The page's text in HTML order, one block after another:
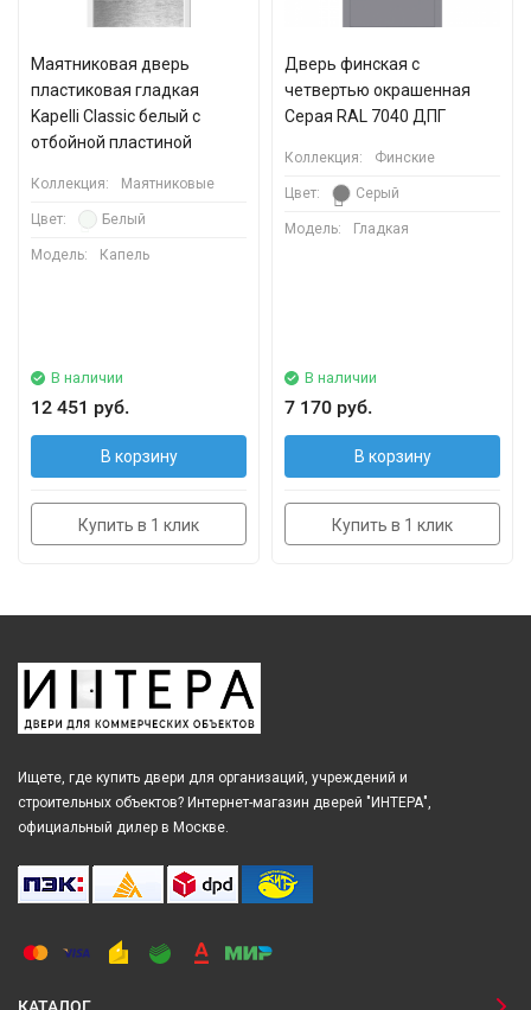
Маятниковая дверь
пластиковая гладкая
Kapelli Classic белый с
отбойной пластиной
Коллекция: Маятниковые
Цвет: Белый
Модель: Капель
В наличии
12 451 руб.
В корзину
Купить в 1 клик
Дверь финская с
четвертью окрашенная
Серая RAL 7040 ДПГ
Коллекция: Финские
Цвет: Серый
Модель: Гладкая
В наличии
7 170 руб.
В корзину
Купить в 1 клик
Ищете, где купить двери для организаций, учреждений и
строительных объектов? Интернет-магазин дверей "ИНТЕРА",
официальный дилер в Москве.
КАТАЛОГ